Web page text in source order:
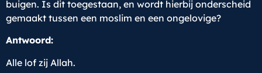
buigen. Is dit toegestaan, en wordt hierbij onderscheid
gemaakt tussen een moslim en een ongelovige?
Antwoord:
Alle lof zij Allah.